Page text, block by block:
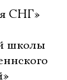
СНГ»
школы